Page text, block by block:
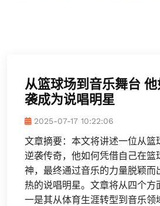
从篮球场到音乐舞台
袭成为说唱明星
2025-07-17 10:22:06
文章摘要：本文将讲述一位从篮
逆袭传奇，他如何凭借自己在篮
神，最终通过音乐的力量脱颖而
热的说唱明星。文章将从四个方
一是其从体育生涯转型到音乐领